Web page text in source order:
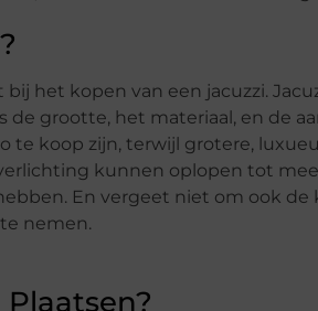
het kopen van een jacuzzi.
de grootte, het materiaal, en de
te koop zijn, terwijl grotere,
kunnen oplopen tot
En vergeet niet om ook de
nemen.
Plaatsen?